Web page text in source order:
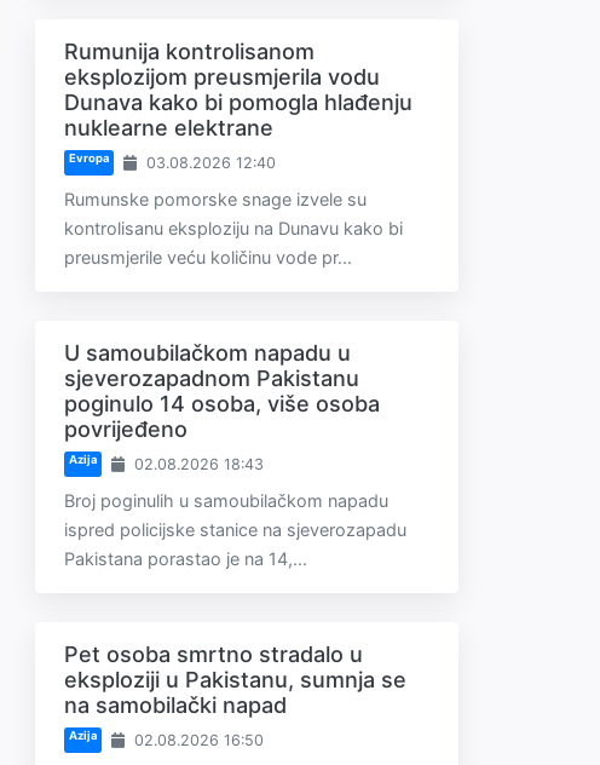
Rumunija kontrolisanom
eksplozijom preusmjerila vodu
Dunava kako bi pomogla hlađenju
nuklearne elektrane
Evropa 03.08.2026 12:40
Rumunske pomorske snage izvele su
kontrolisanu eksploziju na Dunavu kako bi
preusmjerile veću količinu vode pr...
U samoubilačkom napadu u
sjeverozapadnom Pakistanu
poginulo 14 osoba, više osoba
povrijeđeno
Azija 02.08.2026 18:43
Broj poginulih u samoubilačkom napadu
ispred policijske stanice na sjeverozapadu
Pakistana porastao je na 14,...
Pet osoba smrtno stradalo u
eksploziji u Pakistanu, sumnja se
na samobilački napad
Azija 02.08.2026 16:50